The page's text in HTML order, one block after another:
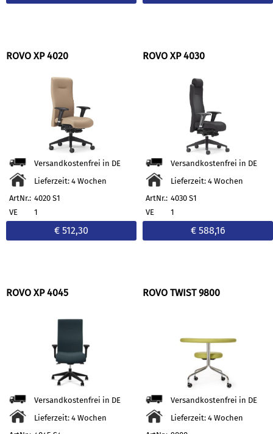
ROVO XP 4020
Versandkostenfrei in DE
Lieferzeit: 4 Wochen
ArtNr.: 4020 S1
VE
1
€ 512,30
ROVO XP 4030
Versandkostenfrei in DE
Lieferzeit: 4 Wochen
ArtNr.: 4030 S1
VE
1
€ 588,16
ROVO XP 4045
Versandkostenfrei in DE
Lieferzeit: 4 Wochen
ROVO TWIST 9800
Versandkostenfrei in DE
Lieferzeit: 4 Wochen